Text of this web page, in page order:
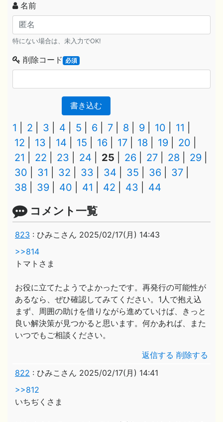
名前
特にない場合は、未入力でOK!
削除コード 必須
書き込む
1 2 3 4 5 6 7 8 9 10
11
12
13 14 15 16 17 18 19
20
21
22 23 24 25 26 27 28
29
30
31 32 33 34 35 36
37
38
39 40 41 42 43 44
コメント一覧
823 : ひみこさん 2025/02/17(月) 14:43
>>814
トマトさま
お役に立てたようでよかったです。再発行の可能性が
あるなら、ぜひ確認してみてください。1人で抱え込
まず、周囲の助けを借りながら進めていけば、きっと
良い解決策が見つかると思います。何かあれば、また
いつでもご相談ください。
返信する 削除する
822 : ひみこさん 2025/02/17(月) 14:41
>>812
いちぢくさま